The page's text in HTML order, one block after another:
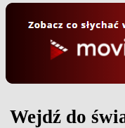
Wejdź do